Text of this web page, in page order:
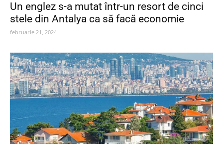
Un englez s-a mutat într-un resort de cinci
stele din Antalya ca să facă economie
februarie 21, 2024